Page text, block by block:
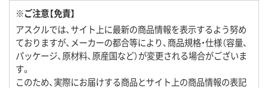
※ご注意【免責】
アスクルでは、サイト上に最新の商品情報を表示するよう努め
ておりますが、メーカーの都合等により、商品規格・仕様（容量、
パッケージ、原材料、原産国など）が変更される場合がございま
す。
このため、実際にお届けする商品とサイト上の商品情報の表記